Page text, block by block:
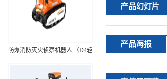
防爆消防灭火侦察机器人 （D4轻
产品幻灯片
产品海报